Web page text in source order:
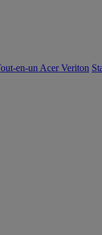
en-un Acer Veriton